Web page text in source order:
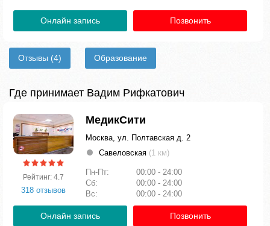
Онлайн запись Позвонить
Отзывы (4) Образование
Где принимает Вадим Рифкатович
Рейтинг: 4.7
318 отзывов
МедикСити
Москва, ул. Полтавская д. 2
Савеловская (1 км)
Пн-Пт:
00:00 - 24:00
Сб:
00:00 - 24:00
Вс:
00:00 - 24:00
Онлайн запись Позвонить